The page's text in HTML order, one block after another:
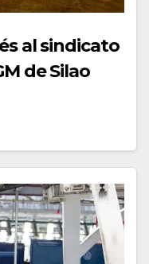
al sindicato
de Silao